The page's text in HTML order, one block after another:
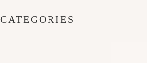
CATEGORIES